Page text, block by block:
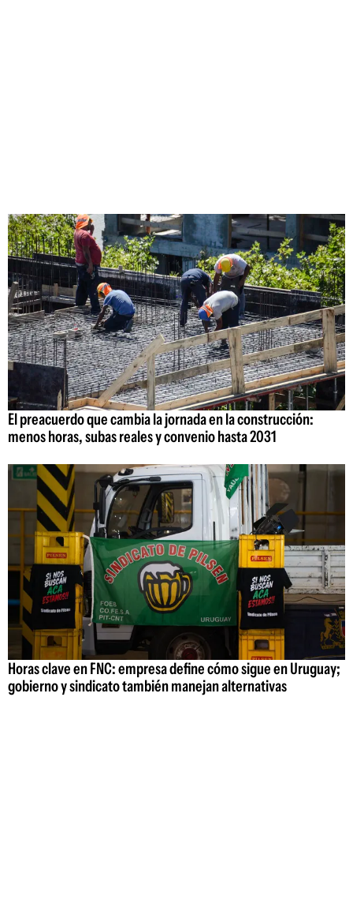
El preacuerdo que cambia la jornada en la construcción:
menos horas, subas reales y convenio hasta 2031
Horas clave en FNC: empresa define cómo sigue en Uruguay;
gobierno y sindicato también manejan alternativas